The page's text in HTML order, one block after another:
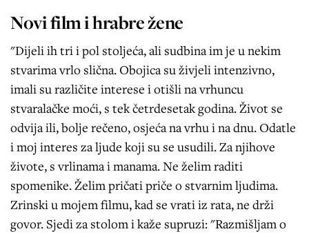
Novi film i hrabre žene
"Dijeli ih tri i pol stoljeća, ali sudbina im je u nekim
stvarima vrlo slična. Obojica su živjeli intenzivno,
imali su različite interese i otišli na vrhuncu
stvaralačke moći, s tek četrdesetak godina. Život se
odvija ili, bolje rečeno, osjeća na vrhu i na dnu. Odatle
i moj interes za ljude koji su se usudili. Za njihove
živote, s vrlinama i manama. Ne želim raditi
spomenike. Želim pričati priče o stvarnim ljudima.
Zrinski u mojem filmu, kad se vrati iz rata, ne drži
govor. Sjedi za stolom i kaže supruzi: "Razmišljam o